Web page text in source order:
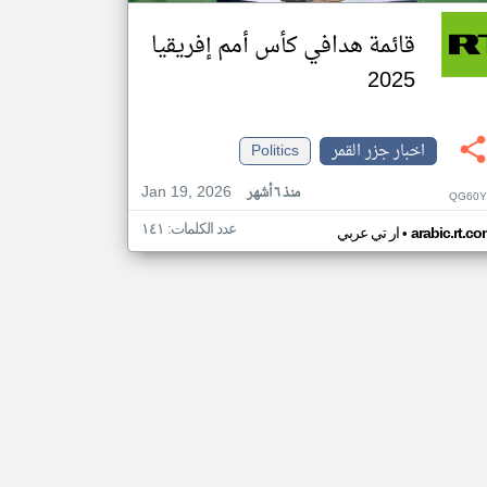
قائمة هدافي كأس أمم إفريقيا
2025
اخبار جزر القمر
Politics
Jan 19, 2026
منذ ٦ أشهر
ار تي عربي• عدد الكلمات: ١٤١